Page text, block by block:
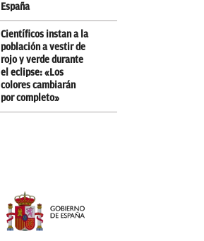
España
Científicos instan a la
población a vestir de
rojo y verde durante
el eclipse: «Los
colores cambiarán
por completo»